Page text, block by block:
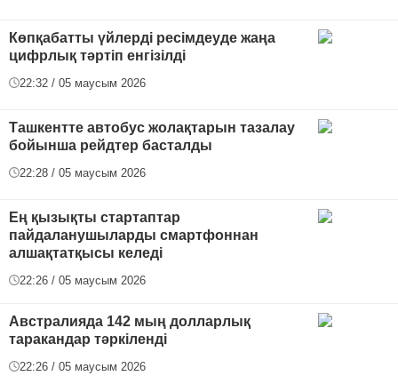
Көпқабатты үйлерді ресімдеуде жаңа
цифрлық тәртіп енгізілді
22:32 / 05 маусым 2026
Ташкентте автобус жолақтарын тазалау
бойынша рейдтер басталды
22:28 / 05 маусым 2026
Ең қызықты стартаптар
пайдаланушыларды смартфоннан
алшақтатқысы келеді
22:26 / 05 маусым 2026
Австралияда 142 мың долларлық
таракандар тәркіленді
22:26 / 05 маусым 2026